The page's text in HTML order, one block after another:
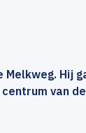
Hij
van de